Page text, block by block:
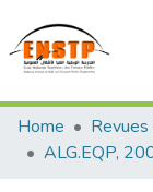
DSPACE de
Publics
Home
ALG.EQP,